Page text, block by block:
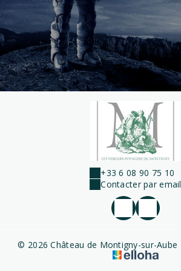
+33 6 08 90 75 10
Contacter par email
© 2026 Château de Montigny-sur-Aube